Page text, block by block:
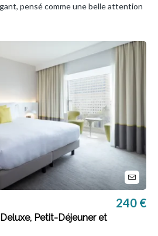
pensé comme une belle attention
Petit-Déjeuner et
240 €